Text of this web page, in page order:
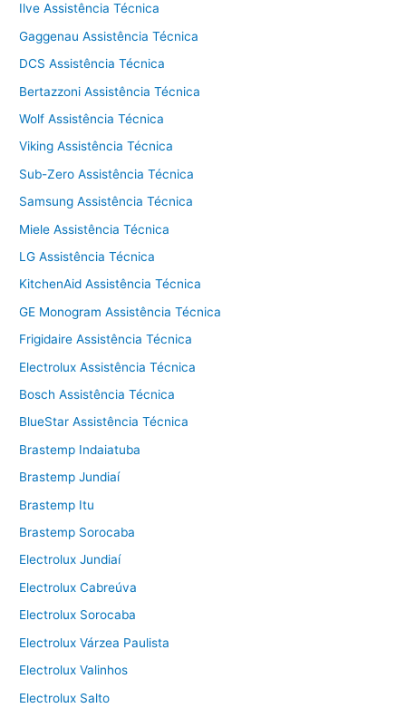
Ilve Assistência Técnica
Gaggenau Assistência Técnica
DCS Assistência Técnica
Bertazzoni Assistência Técnica
Wolf Assistência Técnica
Viking Assistência Técnica
Sub-Zero Assistência Técnica
Samsung Assistência Técnica
Miele Assistência Técnica
LG Assistência Técnica
KitchenAid Assistência Técnica
GE Monogram Assistência Técnica
Frigidaire Assistência Técnica
Electrolux Assistência Técnica
Bosch Assistência Técnica
BlueStar Assistência Técnica
Brastemp Indaiatuba
Brastemp Jundiaí
Brastemp Itu
Brastemp Sorocaba
Electrolux Jundiaí
Electrolux Cabreúva
Electrolux Sorocaba
Electrolux Várzea Paulista
Electrolux Valinhos
Electrolux Salto